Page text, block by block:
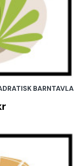
BARNTAVLA